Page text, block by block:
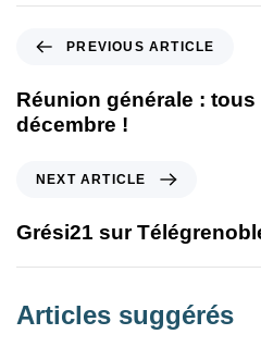
PREVIOUS ARTICLE
Réunion générale :
décembre !
NEXT ARTICLE
Grési21 sur
Articles suggérés